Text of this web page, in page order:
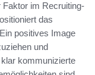
Faktor im Recruiting-
das
positives Image
und
kommunizierte